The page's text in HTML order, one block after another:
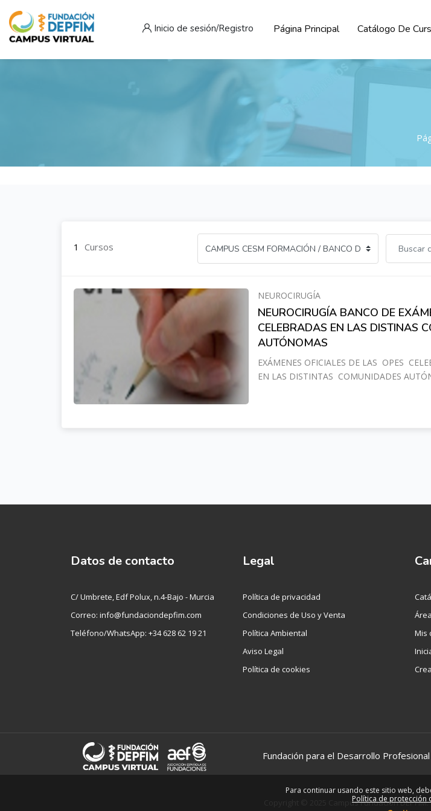
Inicio de sesión/Registro Página Principal Catálogo De
1 Cursos
NEUROCIRUGÍA
NEUROCIRUGÍA BANCO DE
CELEBRADAS EN LAS DISTINAS
AUTÓNOMAS
EXÁMENES OFICIALES DE LAS OPES
EN LAS DISTINTAS COMUNIDADES
Datos de contacto
C/ Umbrete, Edf Polux, n.4-Bajo - Murcia
Correo: info@fundaciondepfim.com
Teléfono/WhatsApp: +34 628 62 19 21
Legal
Política de privacidad
Condiciones de Uso y Venta
Política Ambiental
Aviso Legal
Política de cookies
Mis
Fundación para el Desarrollo
Copyright © 2025 Campus Fundación
Para continuar usando este sitio web,
Política de protección